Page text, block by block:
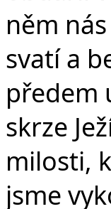
něm
svatí a
předem
skrze
milosti,
jsme